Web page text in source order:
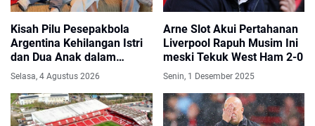
Kisah Pilu Pesepakbola
Argentina Kehilangan Istri
dan Dua Anak dalam
Gempa Dahsyat Venezuela
Selasa, 4 Agustus 2026
Arne Slot Akui Pertahanan
Liverpool Rapuh Musim Ini
meski Tekuk West Ham 2-0
Senin, 1 Desember 2025